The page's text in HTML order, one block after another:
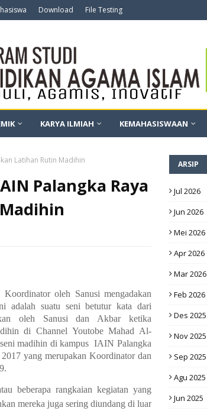
Download File Testing
KARYA ILMIAH KEMAHASISWAAN
Latihan Rutin Madihin
Palangka Raya
oleh Sanusi mengadakan
suatu seni betutur kata dari
oleh Sanusi dan Akbar ketika
di Channel Youtobe Mahad Al-
madihin di kampus IAIN Palangka
yang merupakan Koordinator dan
beberapa rangkaian kegiatan yang
mereka juga sering diundang di luar
ARSIP
Jul 2026
Jun 2026
Mei 2026
Apr 2026
Mar 2026
Feb 2026
Des 2025
Nov 2025
Sep 2025
Agu 2025
Jun 2025